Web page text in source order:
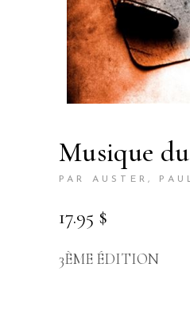
musique
PAR AUSTER,
17.95 $
3ÈME ÉDITION